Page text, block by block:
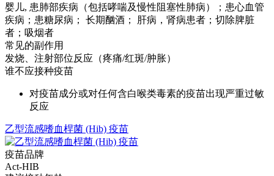
婴儿, 患肺部疾病（包括哮喘及慢性阻塞性肺病）；患心血管
疾病；患糖尿病； 长期酗酒； 肝病，肾病患者；切除脾脏
者；吸烟者
常见的副作用
发烧、注射部位反应（疼痛/红斑/肿胀）
谁不应接种疫苗
对疫苗成分或对任何含白喉类毒素的疫苗出现严重过敏
反应
乙型流感嗜血桿菌 (Hib) 疫苗
疫苗品牌
Act-HIB